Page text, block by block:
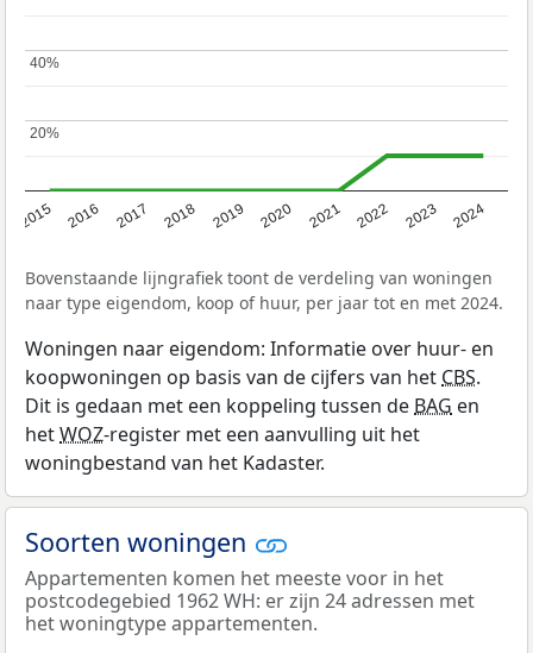
2015 2016 2017 2018 2019 2020 2021 2022 2023 2024
20%
20%
40%
40%
Bovenstaande lijngrafiek toont de verdeling van woningen
naar type eigendom, koop of huur, per jaar tot en met 2024.
Woningen naar eigendom: Informatie over huur- en
koopwoningen op basis van de cijfers van het CBS.
Dit is gedaan met een koppeling tussen de BAG en
hetWOZ-register met een aanvulling uit het
woningbestand van het Kadaster.
Soorten woningen
Appartementen komen het meeste voor in het
postcodegebied 1962 WH: er zijn 24 adressen met
het woningtype appartementen.